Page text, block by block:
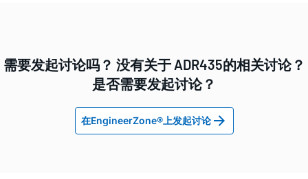
需要发起讨论吗？ 没有关于 ADR435的相关讨论？
是否需要发起讨论？
在EngineerZone®上发起讨论